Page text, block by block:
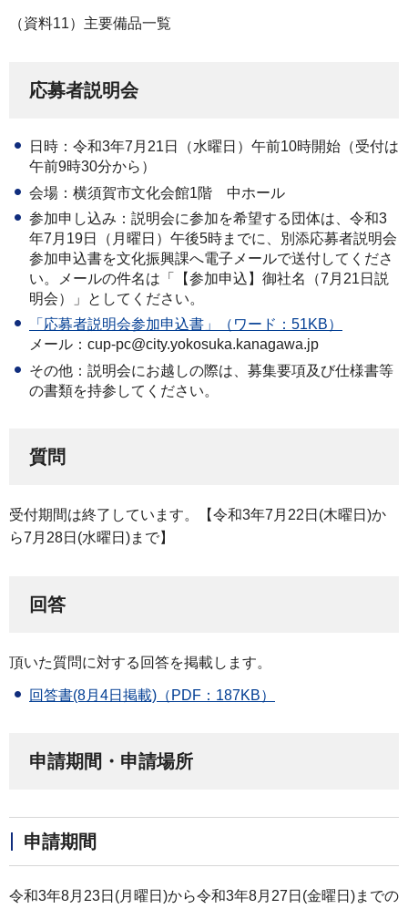
（資料11）主要備品一覧
応募者説明会
日時：令和3年7月21日（水曜日）午前10時開始（受付は
午前9時30分から）
会場：横須賀市文化会館1階 中ホール
参加申し込み：説明会に参加を希望する団体は、令和3
年7月19日（月曜日）午後5時までに、別添応募者説明会
参加申込書を文化振興課へ電子メールで送付してくださ
い。メールの件名は「【参加申込】御社名（7月21日説
明会）」としてください。
「応募者説明会参加申込書」（ワード：51KB）
メール：cup-pc@city.yokosuka.kanagawa.jp
その他：説明会にお越しの際は、募集要項及び仕様書等
の書類を持参してください。
質問
受付期間は終了しています。【令和3年7月22日(木曜日)か
ら7月28日(水曜日)まで】
回答
頂いた質問に対する回答を掲載します。
回答書(8月4日掲載)（PDF：187KB）
申請期間・申請場所
申請期間
令和3年8月23日(月曜日)から令和3年8月27日(金曜日)までの